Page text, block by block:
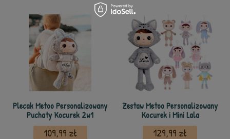
Plecak Metoo Personalizowany
Puchaty Kocurek 2w1
109,99 zł
Zestaw Metoo Personalizowany
Kocurek i Mini Lala
129,99 zł